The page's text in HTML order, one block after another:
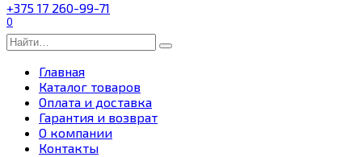
+375 17 260-99-71
0
Search
for:
Главная
Каталог товаров
Оплата и доставка
Гарантия и возврат
О компании
Контакты